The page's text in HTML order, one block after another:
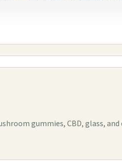
gummies, CBD, glass,